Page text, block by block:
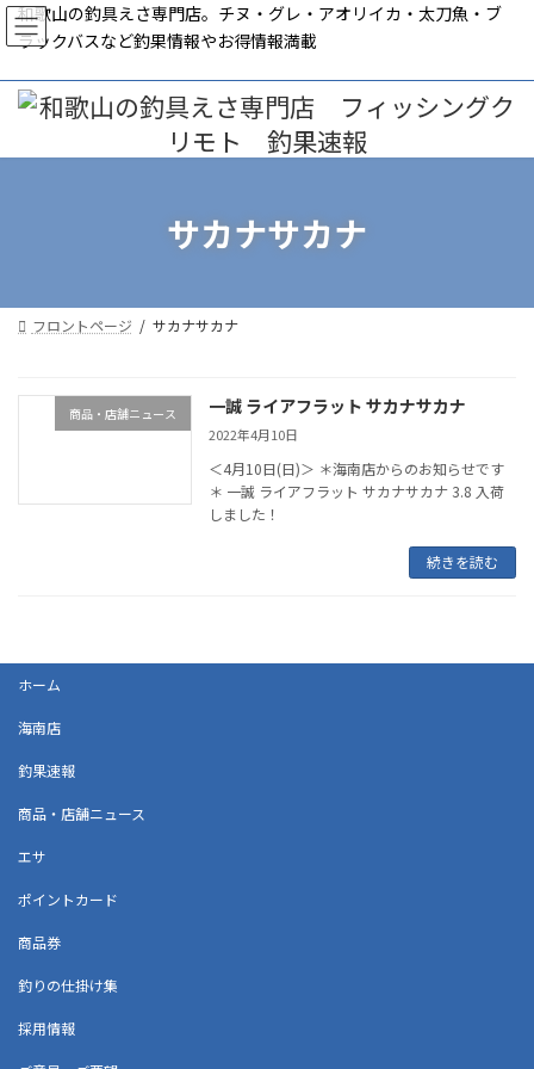
コ
ン
ン
ス
ナ
ビ
ー
ン
和歌山の釣具えさ専門店。チヌ・グレ・アオリイカ・太刀魚・ブ
ラックバスなど釣果情報やお得情報満載
サカナサカナ
フロントページ サカナサカナ
商品・店舗ニュース 一誠 ライアフラット サカナサカナ
2022年4月10日
＜4月10日(日)＞ ＊海南店からのお知らせです
＊ 一誠 ライアフラット サカナサカナ 3.8 入荷
しました！
続きを読む
ホーム
海南店
釣果速報
商品・店舗ニュース
エサ
ポイントカード
商品券
釣りの仕掛け集
採用情報